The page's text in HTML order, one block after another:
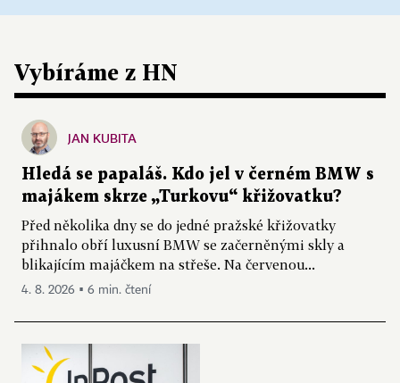
Vybíráme z HN
JAN KUBITA
Hledá se papaláš. Kdo jel v černém BMW s
majákem skrze „Turkovu“ křižovatku?
Před několika dny se do jedné pražské křižovatky
přihnalo obří luxusní BMW se začerněnými skly a
blikajícím majáčkem na střeše. Na červenou...
4. 8. 2026 ▪ 6 min. čtení